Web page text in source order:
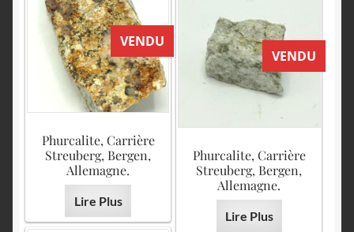
VENDU
Phurcalite, Carrière
Streuberg, Bergen,
Allemagne.
Lire Plus
VENDU
Phurcalite, Carrière
Streuberg, Bergen,
Allemagne.
Lire Plus